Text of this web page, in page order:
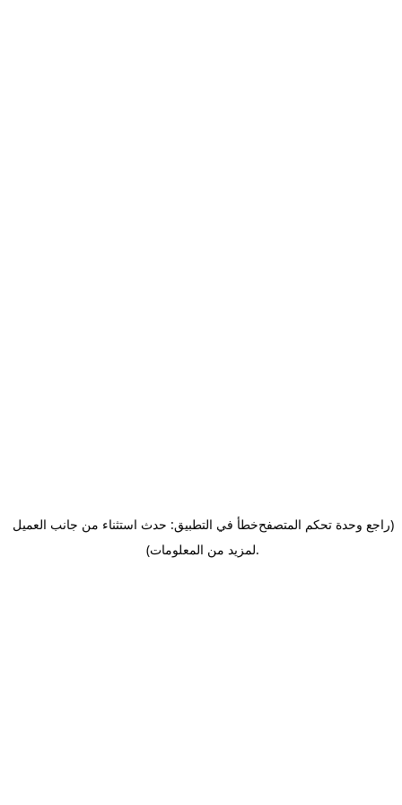
خطأ في التطبيق: حدث استثناء من جانب العميل(راجع وحدة تحكم المتصفح
لمزيد من المعلومات).